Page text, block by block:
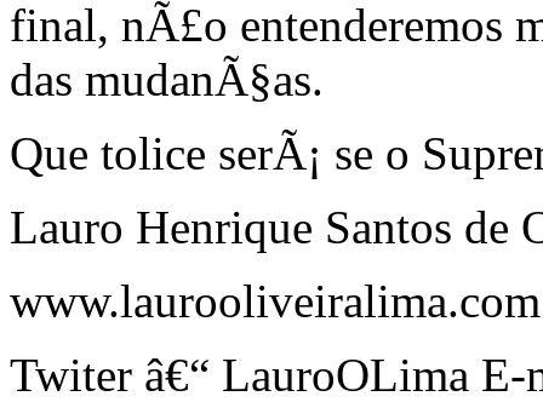
final, nÃ£o entenderemos
das mudanÃ§as.
Que tolice serÃ¡ se o
Lauro Henrique Santos de
Twiter â€“ LauroOLima